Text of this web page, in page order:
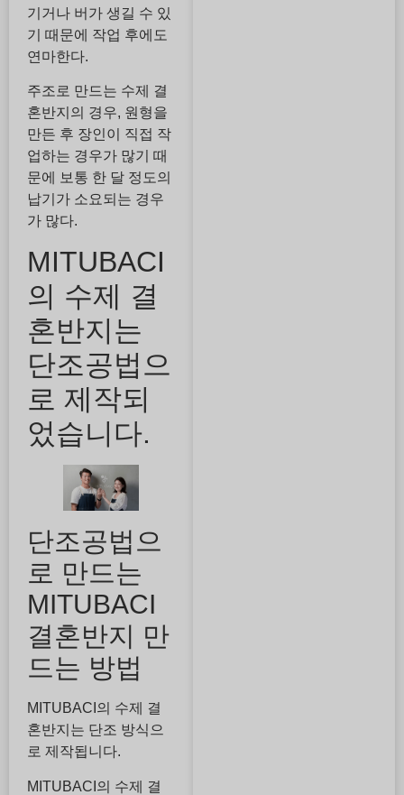
기거나 버가 생길 수 있
기 때문에 작업 후에도
연마한다.
주조로 만드는 수제 결
혼반지의 경우, 원형을
만든 후 장인이 직접 작
업하는 경우가 많기 때
문에 보통 한 달 정도의
납기가 소요되는 경우
가 많다.
MITUBACI
의 수제 결
혼반지는
단조공법으
로 제작되
었습니다.
단조공법으
로 만드는
MITUBACI
결혼반지 만
드는 방법
MITUBACI의 수제 결
혼반지는 단조 방식으
로 제작됩니다.
MITUBACI의 수제 결